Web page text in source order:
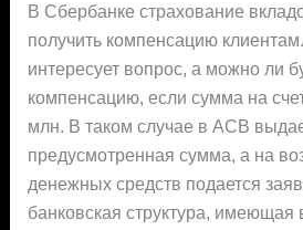
В Сбербанке страхование
получить компенсацию
интересует вопрос, а можно ли
компенсацию, если сумма на
млн. В таком случае в АСВ
предусмотренная сумма, а на
денежных средств подается
банковская структура,